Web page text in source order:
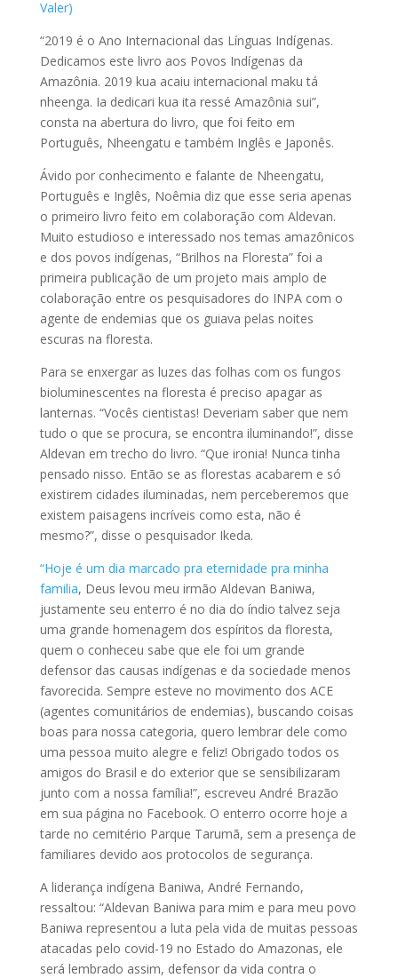
Valer)
“2019 é o Ano Internacional das Línguas Indígenas.
Dedicamos este livro aos Povos Indígenas da
Amazônia. 2019 kua acaiu internacional maku tá
nheenga. Ia dedicari kua ita ressé Amazônia sui”,
consta na abertura do livro, que foi feito em
Português, Nheengatu e também Inglês e Japonês.
Ávido por conhecimento e falante de Nheengatu,
Português e Inglês, Noêmia diz que esse seria apenas
o primeiro livro feito em colaboração com Aldevan.
Muito estudioso e interessado nos temas amazônicos
e dos povos indígenas, “Brilhos na Floresta” foi a
primeira publicação de um projeto mais amplo de
colaboração entre os pesquisadores do INPA com o
agente de endemias que os guiava pelas noites
escuras na floresta.
Para se enxergar as luzes das folhas com os fungos
bioluminescentes na floresta é preciso apagar as
lanternas. “Vocês cientistas! Deveriam saber que nem
tudo o que se procura, se encontra iluminando!”, disse
Aldevan em trecho do livro. “Que ironia! Nunca tinha
pensado nisso. Então se as florestas acabarem e só
existirem cidades iluminadas, nem perceberemos que
existem paisagens incríveis como esta, não é
mesmo?”, disse o pesquisador Ikeda.
“Hoje é um dia marcado pra eternidade pra minha
familia, Deus levou meu irmão Aldevan Baniwa,
justamente seu enterro é no dia do índio talvez seja
uma grande homenagem dos espíritos da floresta,
quem o conheceu sabe que ele foi um grande
defensor das causas indígenas e da sociedade menos
favorecida. Sempre esteve no movimento dos ACE
(agentes comunitários de endemias), buscando coisas
boas para nossa categoria, quero lembrar dele como
uma pessoa muito alegre e feliz! Obrigado todos os
amigos do Brasil e do exterior que se sensibilizaram
junto com a nossa família!”, escreveu André Brazão
em sua página no Facebook. O enterro ocorre hoje a
tarde no cemitério Parque Tarumã, sem a presença de
familiares devido aos protocolos de segurança.
A liderança indígena Baniwa, André Fernando,
ressaltou: “Aldevan Baniwa para mim e para meu povo
Baniwa representou a luta pela vida de muitas pessoas
atacadas pelo covid-19 no Estado do Amazonas, ele
será lembrado assim, defensor da vida contra o